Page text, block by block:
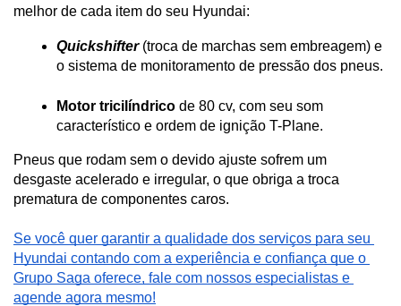
melhor de cada item do seu Hyundai:
Quickshifter (troca de marchas sem embreagem) e
o sistema de monitoramento de pressão dos pneus.
Motor tricilíndrico de 80 cv, com seu som
característico e ordem de ignição T-Plane.
Pneus que rodam sem o devido ajuste sofrem um
desgaste acelerado e irregular, o que obriga a troca
prematura de componentes caros.
Se você quer garantir a qualidade dos serviços para seu
Hyundai contando com a experiência e confiança que o
Grupo Saga oferece, fale com nossos especialistas e
agende agora mesmo!